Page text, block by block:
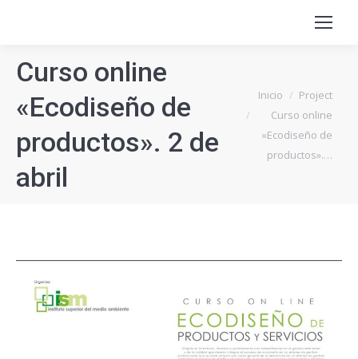
Curso online
«Ecodiseño de
productos». 2 de
abril
Estás aquí:
Inicio
Project
Curso online
«Ecodiseño de
productos».…